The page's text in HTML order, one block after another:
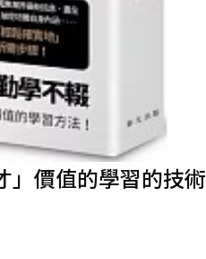
價值的學習的技術